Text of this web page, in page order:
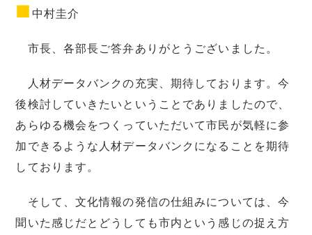
■ 中村圭介
市長、各部長ご答弁ありがとうございました。
人材データバンクの充実、期待しております。今
後検討していきたいということでありましたので、
あらゆる機会をつくっていただいて市民が気軽に参
加できるような人材データバンクになることを期待
しております。
そして、文化情報の発信の仕組みについては、今
聞いた感じだとどうしても市内という感じの捉え方